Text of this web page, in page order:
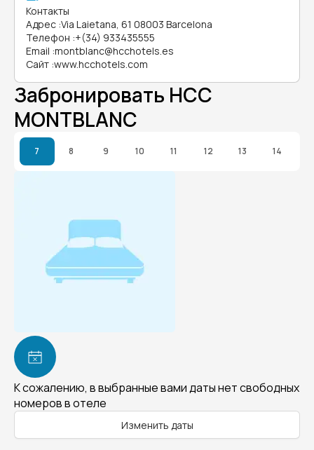
Контакты
Адрес :Via Laietana, 61 08003 Barcelona
Телефон :+(34) 933435555
Email :montblanc@hcchotels.es
Сайт :www.hcchotels.com
Забронировать HCC
MONTBLANC
7 8 9 10 11 12 13 14
К сожалению, в выбранные вами даты нет свободных
номеров в отеле
Изменить даты